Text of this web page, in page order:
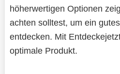
höherwertigen Optionen
achten solltest, um ein
entdecken. Mit
optimale Produkt.